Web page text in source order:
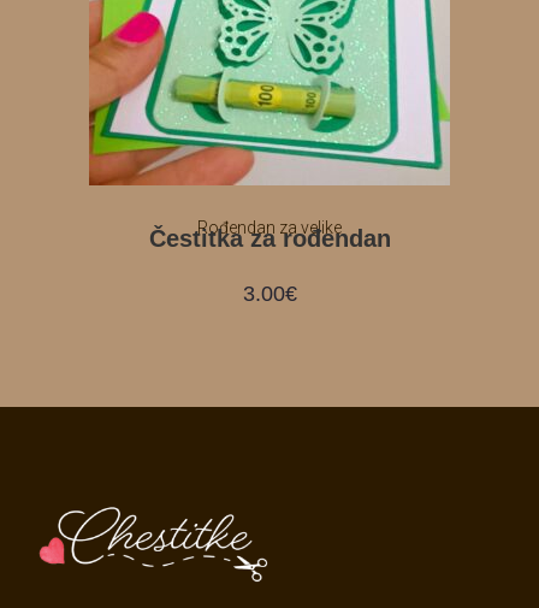
Rođendan za velike
Čestitka za rođendan
3.00€